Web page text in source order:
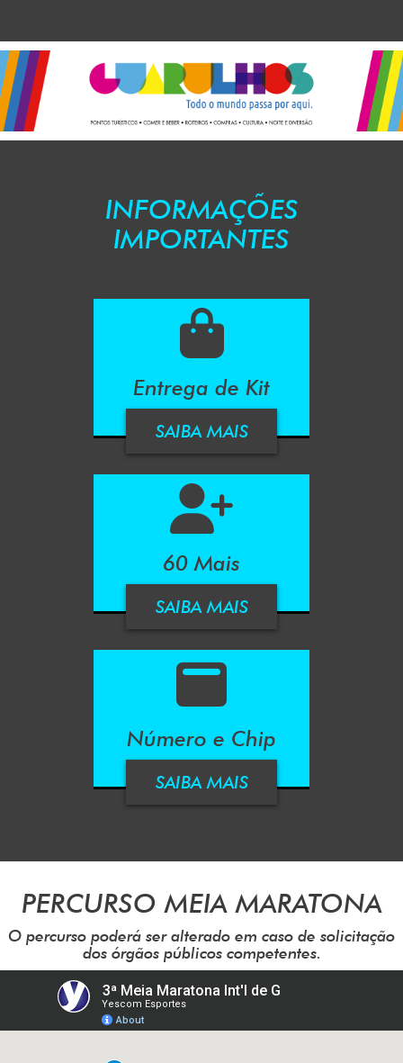
INFORMAÇÕES
IMPORTANTES
Entrega de Kit
SAIBA MAIS
60 Mais
SAIBA MAIS
Número e Chip
SAIBA MAIS
PERCURSO MEIA MARATONA
O percurso poderá ser alterado em caso de solicitação
dos órgãos públicos competentes.